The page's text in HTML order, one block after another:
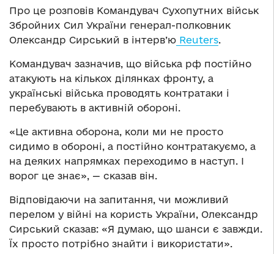
Про це розповів Командувач Сухопутних військ
Збройних Сил України генерал-полковник
Олександр Сирський в інтерв’ю Reuters.
Командувач зазначив, що війська рф постійно
атакують на кількох ділянках фронту, а
українські війська проводять контратаки і
перебувають в активній обороні.
«Це активна оборона, коли ми не просто
сидимо в обороні, а постійно контратакуємо, а
на деяких напрямках переходимо в наступ. І
ворог це знає», — сказав він.
Відповідаючи на запитання, чи можливий
перелом у війні на користь України, Олександр
Сирський сказав: «Я думаю, що шанси є завжди.
Їх просто потрібно знайти і використати».